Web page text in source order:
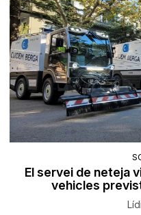
El servei de neteja
vehicles